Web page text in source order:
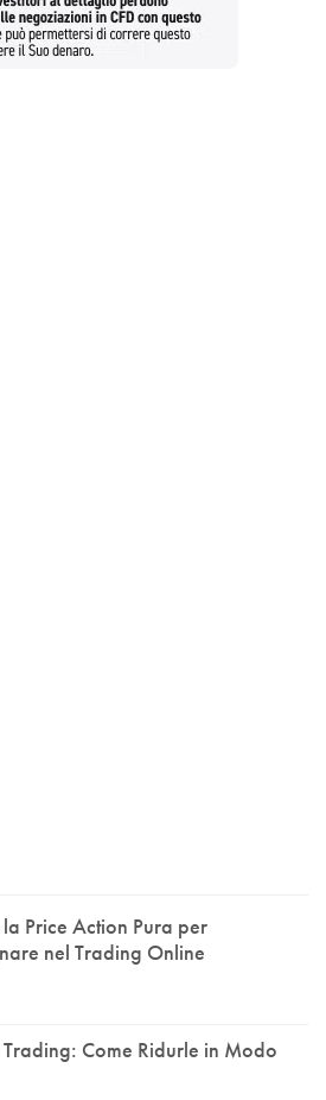
Price Action Pura per
nel Trading Online
Trading: Come Ridurle in Modo